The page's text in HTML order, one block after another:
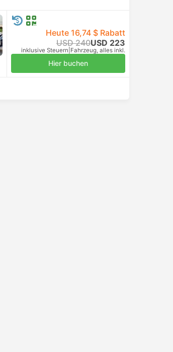
Heute 16,74 $ Rabatt
USD 240USD 223
inklusive Steuern Fahrzeug, alles inkl.
Hier buchen